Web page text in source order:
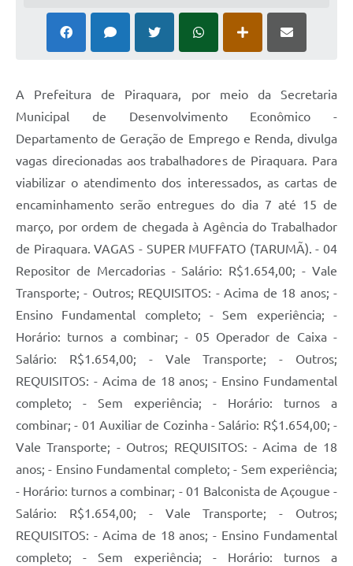
A Prefeitura de Piraquara, por meio da Secretaria
Municipal de Desenvolvimento Econômico -
Departamento de Geração de Emprego e Renda, divulga
vagas direcionadas aos trabalhadores de Piraquara. Para
viabilizar o atendimento dos interessados, as cartas de
encaminhamento serão entregues do dia 7 até 15 de
março, por ordem de chegada à Agência do Trabalhador
de Piraquara. VAGAS - SUPER MUFFATO (TARUMÃ). - 04
Repositor de Mercadorias - Salário: R$1.654,00; - Vale
Transporte; - Outros; REQUISITOS: - Acima de 18 anos; -
Ensino Fundamental completo; - Sem experiência; -
Horário: turnos a combinar; - 05 Operador de Caixa -
Salário: R$1.654,00; - Vale Transporte; - Outros;
REQUISITOS: - Acima de 18 anos; - Ensino Fundamental
completo; - Sem experiência; - Horário: turnos a
combinar; - 01 Auxiliar de Cozinha - Salário: R$1.654,00; -
Vale Transporte; - Outros; REQUISITOS: - Acima de 18
anos; - Ensino Fundamental completo; - Sem experiência;
- Horário: turnos a combinar; - 01 Balconista de Açougue -
Salário: R$1.654,00; - Vale Transporte; - Outros;
REQUISITOS: - Acima de 18 anos; - Ensino Fundamental
completo; - Sem experiência; - Horário: turnos a